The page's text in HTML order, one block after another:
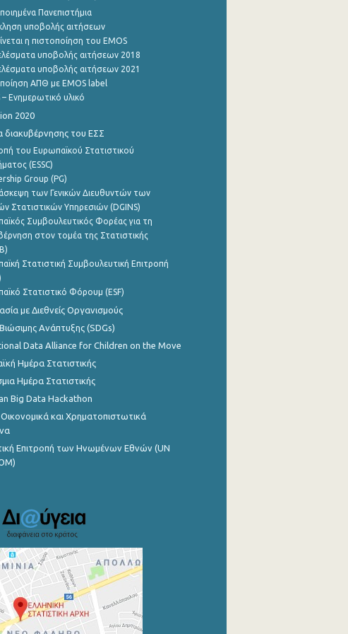
Πανεπιστήμια
υποβολής αιτήσεων
η πιστοποίηση του EMOS
υποβολής αιτήσεων 2018
υποβολής αιτήσεων 2021
ΑΠΘ με EMOS label
– Ενημερωτικό υλικό
2020
του ΕΣΣ
του Ευρωπαϊκού Στατιστικού
(ESSC)
Group (PG)
των Γενικών Διευθυντών των
Στατιστικών Υπηρεσιών (DGINS)
Συμβουλευτικός Φορέας για τη
στον τομέα της Στατιστικής
Στατιστική Συμβουλευτική Επιτροπή
Στατιστικό Φόρουμ (ESF)
με Διεθνείς Οργανισμούς
Ανάπτυξης (SDGs)
Data Alliance for Children on the Move
Ημέρα Στατιστικής
Ημέρα Στατιστικής
Big Data Hackathon
και Χρηματοπιστωτικά
Επιτροπή των Ηνωμένων Εθνών (UN